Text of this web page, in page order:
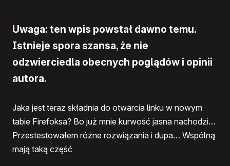
Uwaga: ten wpis powstał dawno temu.
Istnieje spora szansa, że nie
odzwierciedla obecnych poglądów i opinii
autora.
Jaka jest teraz składnia do otwarcia linku w nowym
tabie Firefoksa? Bo już mnie kurwość jasna nachodzi…
Przestestowałem różne rozwiązania i dupa… Wspólną
mają taką część